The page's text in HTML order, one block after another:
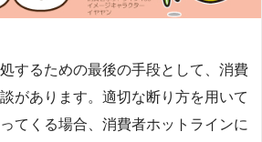
するための最後の手段として、消費
があります。適切な断り方を用いて
てくる場合、消費者ホットラインに